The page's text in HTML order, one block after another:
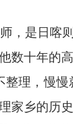
，是日
数十年的高
理，慢
乡的历